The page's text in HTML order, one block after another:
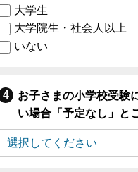
大学生
大学院生・社会人以上
いない
お子さまの小学校受験
い場合「予定なし」と